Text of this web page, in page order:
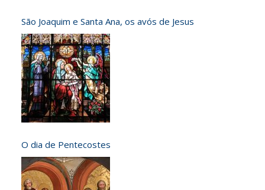
São Joaquim e Santa Ana, os avós de Jesus
O dia de Pentecostes